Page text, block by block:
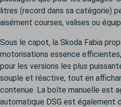
litres (record dans sa catégorie)
aisément courses, valises ou
Sous le capot, la Skoda Fabia
motorisations essence
pour les versions les plus
souple et réactive, tout en
contenue. La boîte manuelle est
automatique DSG est également